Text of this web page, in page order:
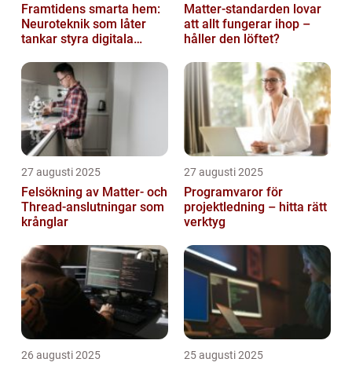
Framtidens smarta hem:
Neuroteknik som låter
tankar styra digitala
Matter-standarden lovar
att allt fungerar ihop –
håller den löftet?
27 augusti 2025
Felsökning av Matter‑ och
Thread‑anslutningar som
krånglar
27 augusti 2025
Programvaror för
projektledning – hitta rätt
verktyg
26 augusti 2025 25 augusti 2025